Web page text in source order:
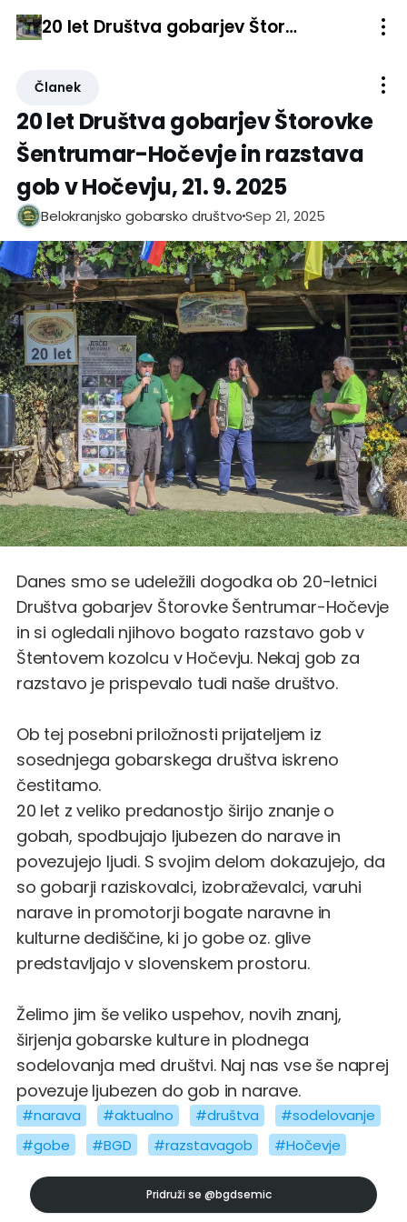
20 let Društva gobarjev Štorovke Šentrumar-Hočevje in razstava gob v Hočevju, 21. 9. 2025
Članek
20 let Društva gobarjev Štorovke
Šentrumar-Hočevje in razstava
gob v Hočevju, 21. 9. 2025
Belokranjsko gobarsko društvoSep 21, 2025
Danes smo se udeležili dogodka ob 20-letnici
Društva gobarjev Štorovke Šentrumar-Hočevje
in si ogledali njihovo bogato razstavo gob v
Štentovem kozolcu v Hočevju. Nekaj gob za
razstavo je prispevalo tudi naše društvo.
Ob tej posebni priložnosti prijateljem iz
sosednjega gobarskega društva iskreno
čestitamo.
20 let z veliko predanostjo širijo znanje o
gobah, spodbujajo ljubezen do narave in
povezujejo ljudi. S svojim delom dokazujejo, da
so gobarji raziskovalci, izobraževalci, varuhi
narave in promotorji bogate naravne in
kulturne dediščine, ki jo gobe oz. glive
predstavljajo v slovenskem prostoru.
Želimo jim še veliko uspehov, novih znanj,
širjenja gobarske kulture in plodnega
sodelovanja med društvi. Naj nas vse še naprej
povezuje ljubezen do gob in narave.
#narava #aktualno #društva
#sodelovanje
#gobe
#BGD #razstavagob #Hočevje
Pridruži se @bgdsemic